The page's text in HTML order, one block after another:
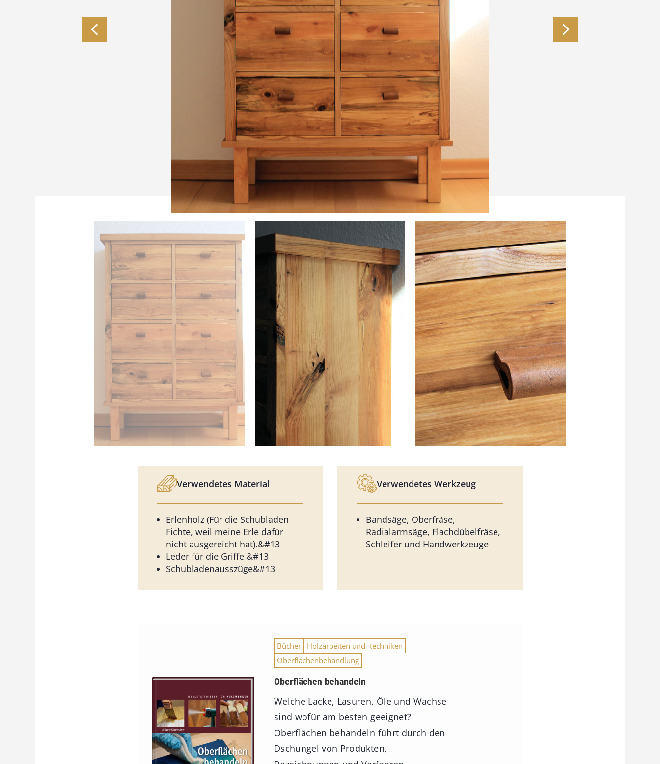
Verwendetes Material
Erlenholz (Für die Schubladen
Fichte, weil meine Erle dafür
nicht ausgereicht hat).&#13
Leder für die Griffe &#13
Schubladenausszüge&#13
Verwendetes Werkzeug
Bandsäge, Oberfräse,
Radialarmsäge, Flachdübelfräse,
Schleifer und Handwerkzeuge
Bücher
Holzarbeiten und -techniken
Oberflächenbehandlung
Oberflächen behandeln
Welche Lacke, Lasuren, Öle und Wachse
sind wofür am besten geeignet?
Oberflächen behandeln führt durch den
Dschungel von Produkten,